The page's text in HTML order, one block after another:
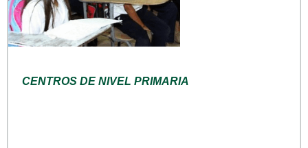
CENTROS DE NIVEL PRIMARIA